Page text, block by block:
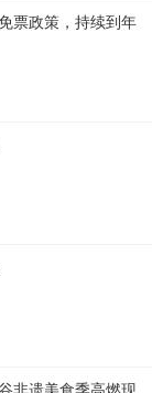
票政策，持续到年
非遗美食季高燃现